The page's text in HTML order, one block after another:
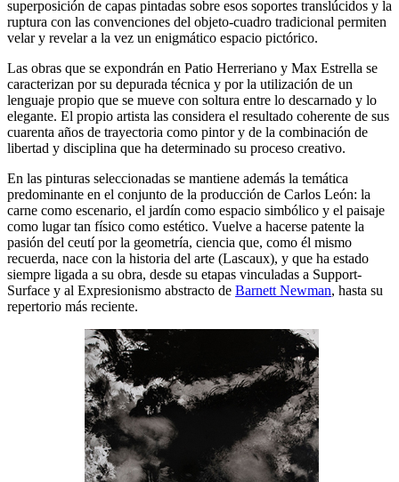
superposición de capas pintadas sobre esos soportes translúcidos y la
ruptura con las convenciones del objeto-cuadro tradicional permiten
velar y revelar a la vez un enigmático espacio pictórico.
Las obras que se expondrán en Patio Herreriano y Max Estrella se
caracterizan por su depurada técnica y por la utilización de un
lenguaje propio que se mueve con soltura entre lo descarnado y lo
elegante. El propio artista las considera el resultado coherente de sus
cuarenta años de trayectoria como pintor y de la combinación de
libertad y disciplina que ha determinado su proceso creativo.
En las pinturas seleccionadas se mantiene además la temática
predominante en el conjunto de la producción de Carlos León: la
carne como escenario, el jardín como espacio simbólico y el paisaje
como lugar tan físico como estético. Vuelve a hacerse patente la
pasión del ceutí por la geometría, ciencia que, como él mismo
recuerda, nace con la historia del arte (Lascaux), y que ha estado
siempre ligada a su obra, desde su etapas vinculadas a Support-
Surface y al Expresionismo abstracto de Barnett Newman, hasta su
repertorio más reciente.